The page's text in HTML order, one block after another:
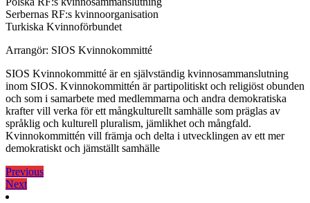
Serbernas RF:s kvinnoorganisation
Turkiska Kvinnoförbundet
Arrangör: SIOS Kvinnokommitté
SIOS Kvinnokommitté är en självständig kvinnosammanslutning
inom SIOS. Kvinnokommittén är partipolitiskt och religiöst obunden
och som i samarbete med medlemmarna och andra demokratiska
krafter vill verka för ett mångkulturellt samhälle som präglas av
språklig och kulturell pluralism, jämlikhet och mångfald.
Kvinnokommittén vill främja och delta i utvecklingen av ett mer
demokratiskt och jämställt samhälle
Кретање
чланка
PreviousPrevious
NextNext